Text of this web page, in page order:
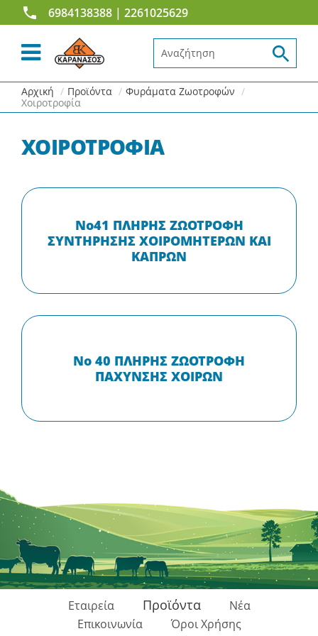
6984138388 | 2261025629
Αναζήτηση...
Αρχική Προϊόντα
Φυράματα Ζωοτροφών
Χοιροτροφία
ΧΟΙΡΟΤΡΟΦΙΑ
Νο41 ΠΛΗΡΗΣ ΖΩΟΤΡΟΦΗ
ΣΥΝΤΗΡΗΣΗΣ ΧΟΙΡΟΜΗΤΕΡΩΝ ΚΑΙ
ΚΑΠΡΩΝ
Νο 40 ΠΛΗΡΗΣ ΖΩΟΤΡΟΦΗ
ΠΑΧΥΝΣΗΣ ΧΟΙΡΩΝ
Εταιρεία Προϊόντα
Νέα
Επικοινωνία
Όροι Χρήσης